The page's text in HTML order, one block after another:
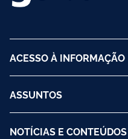
ACESSO À INFORMAÇÃO
ASSUNTOS
NOTÍCIAS E CONTEÚDOS